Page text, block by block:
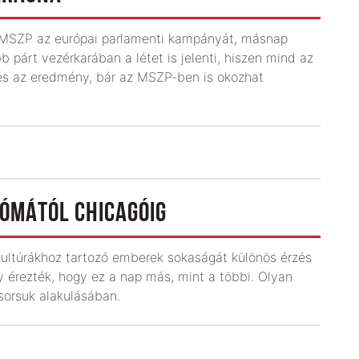
az európai parlamenti kampányát, másnap
párt vezérkarában a létet is jelenti, hiszen mind az
az eredmény, bár az MSZP-ben is okozhat
CHICAGÓIG
tartozó emberek sokaságát különös érzés
hogy ez a nap más, mint a többi. Olyan
alakulásában.